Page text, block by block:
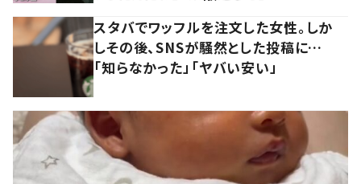
スタバでワッフルを注文した女性。しか
しその後、SNSが騒然とした投稿に…
「知らなかった」「ヤバい安い」